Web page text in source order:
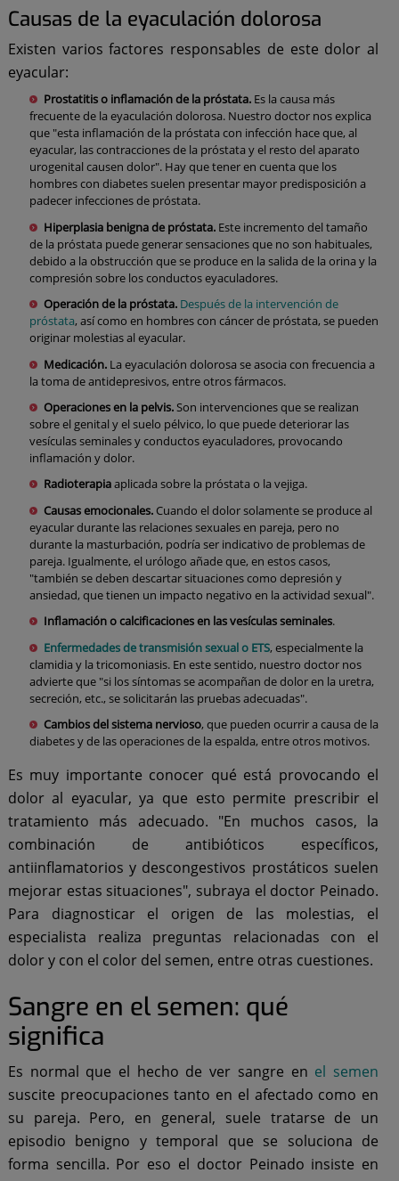
Causas de la eyaculación dolorosa
Existen varios factores responsables de este dolor al
eyacular:
Prostatitis o inflamación de la próstata.Es la causa más
frecuente de la eyaculación dolorosa. Nuestro doctor nos explica
que "esta inflamación de la próstata con infección hace que, al
eyacular, las contracciones de la próstata y el resto del aparato
urogenital causen dolor". Hay que tener en cuenta que los
hombres con diabetes suelen presentar mayor predisposición a
padecer infecciones de próstata.
Hiperplasia benigna de próstata.Este incremento del tamaño
de la próstata puede generar sensaciones que no son habituales,
debido a la obstrucción que se produce en la salida de la orina y la
compresión sobre los conductos eyaculadores.
Operación de la próstata. Después de la intervención de
próstata, así como en hombres con cáncer de próstata, se pueden
originar molestias al eyacular.
Medicación.La eyaculación dolorosa se asocia con frecuencia a
la toma de antidepresivos, entre otros fármacos.
Operaciones en la pelvis.Son intervenciones que se realizan
sobre el genital y el suelo pélvico, lo que puede deteriorar las
vesículas seminales y conductos eyaculadores, provocando
inflamación y dolor.
Radioterapiaaplicada sobre la próstata o la vejiga.
Causas emocionales.Cuando el dolor solamente se produce al
eyacular durante las relaciones sexuales en pareja, pero no
durante la masturbación, podría ser indicativo de problemas de
pareja. Igualmente, el urólogo añade que, en estos casos,
"también se deben descartar situaciones como depresión y
ansiedad, que tienen un impacto negativo en la actividad sexual".
Inflamación o calcificaciones en las vesículas seminales.
Enfermedades de transmisión sexual o ETS, especialmente la
clamidia y la tricomoniasis. En este sentido, nuestro doctor nos
advierte que "si los síntomas se acompañan de dolor en la uretra,
secreción, etc., se solicitarán las pruebas adecuadas".
Cambios del sistema nervioso, que pueden ocurrir a causa de la
diabetes y de las operaciones de la espalda, entre otros motivos.
Es muy importante conocer qué está provocando el
dolor al eyacular, ya que esto permite prescribir el
tratamiento más adecuado. "En muchos casos, la
combinación de antibióticos específicos,
antiinflamatorios y descongestivos prostáticos suelen
mejorar estas situaciones", subraya el doctor Peinado.
Para diagnosticar el origen de las molestias, el
especialista realiza preguntas relacionadas con el
dolor y con el color del semen, entre otras cuestiones.
Sangre en el semen: qué
significa
Es normal que el hecho de ver sangre en el semen
suscite preocupaciones tanto en el afectado como en
su pareja. Pero, en general, suele tratarse de un
episodio benigno y temporal que se soluciona de
forma sencilla. Por eso el doctor Peinado insiste en